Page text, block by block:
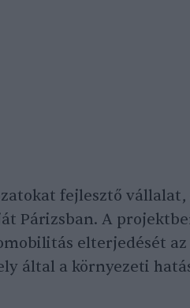
fejlesztő vállalat,
Párizsban. A
elterjedését
által a környezeti